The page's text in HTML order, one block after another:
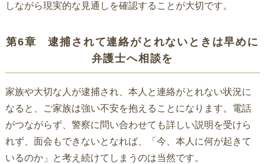
しながら現実的な見通しを確認することが大切です。
第6章 逮捕されて連絡がとれないときは早めに
弁護士へ相談を
家族や大切な人が逮捕され、本人と連絡がとれない状況に
なると、ご家族は強い不安を抱えることになります。電話
がつながらず、警察に問い合わせても詳しい説明を受けら
れず、面会もできないとなれば、「今、本人に何が起きて
いるのか」と考え続けてしまうのは当然です。